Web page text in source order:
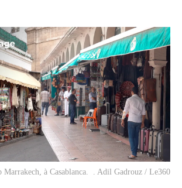
Marrakech, à Casablanca. . Adil Gadrouz / Le360